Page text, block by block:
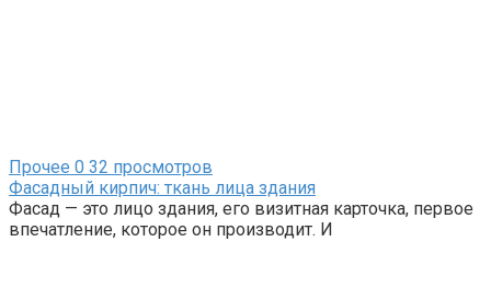
Прочее 0 32 просмотров
Фасадный кирпич: ткань лица здания
Фасад — это лицо здания, его визитная карточка, первое
впечатление, которое он производит. И